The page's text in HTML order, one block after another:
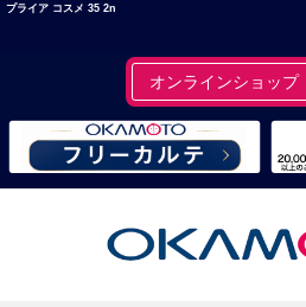
プライア コスメ 35 2n
オンラインショッ